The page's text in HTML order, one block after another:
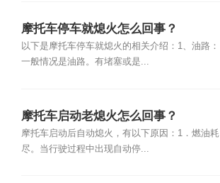
摩托车停车就熄火怎么回事？
以下是摩托车停车就熄火的相关介绍：1、油路：
一般情况是油路。有堵塞或是...
摩托车启动老熄火怎么回事？
摩托车启动后自动熄火，有以下原因：1．燃油耗
尽。当行驶过程中出现自动停...